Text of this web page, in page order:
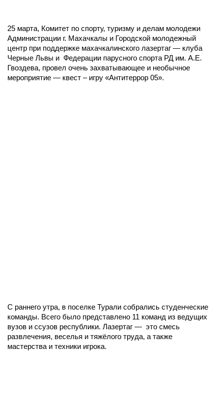
25 марта, Комитет по спорту, туризму и делам молодежи
Администрации г. Махачкалы и Городской молодежный
центр при поддержке махачкалинского лазертаг — клуба
Черные Львы и Федерации парусного спорта РД им. А.Е.
Гвоздева, провел очень захватывающее и необычное
мероприятие — квест – игру «Антитеррор 05».
С раннего утра, в поселке Турали собрались студенческие
команды. Всего было представлено 11 команд из ведущих
вузов и ссузов республики. Лазертаг — это смесь
развлечения, веселья и тяжёлого труда, а также
мастерства и техники игрока.